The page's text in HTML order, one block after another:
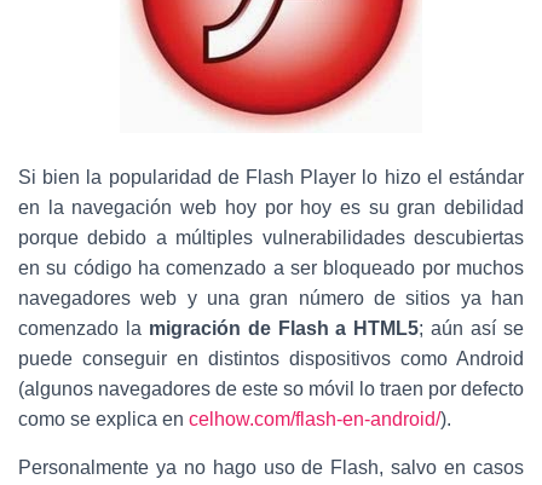
Si bien la popularidad de Flash Player lo hizo el estándar
en la navegación web hoy por hoy es su gran debilidad
porque debido a múltiples vulnerabilidades descubiertas
en su código ha comenzado a ser bloqueado por muchos
navegadores web y una gran número de sitios ya han
comenzado la migración de Flash a HTML5; aún así se
puede conseguir en distintos dispositivos como Android
(algunos navegadores de este so móvil lo traen por defecto
como se explica en celhow.com/flash-en-android/).
Personalmente ya no hago uso de Flash, salvo en casos